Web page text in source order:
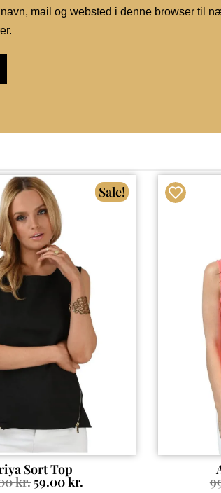
mail og websted i denne browser til
Sale!
Sort Top
kr.59.00kr.